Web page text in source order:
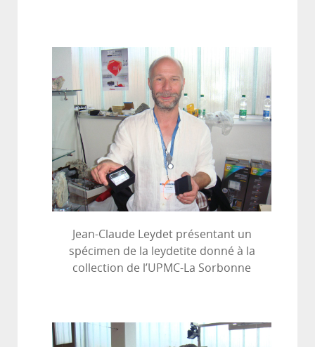
Jean-Claude Leydet présentant un
spécimen de la leydetite donné à la
collection de l’UPMC-La Sorbonne